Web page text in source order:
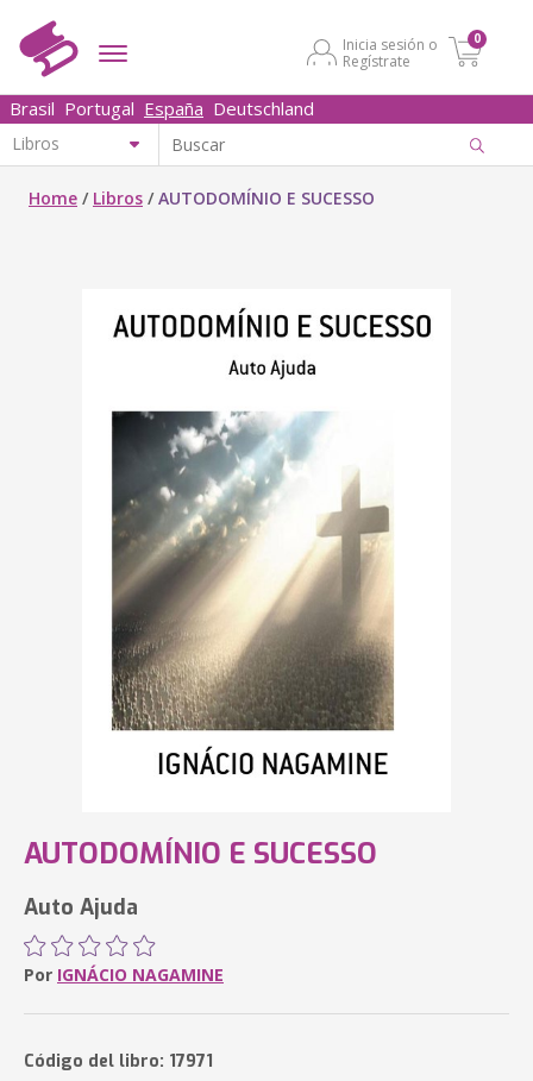
Inicia sesión o
Regístrate
0
Brasil Portugal España Deutschland
Home / Libros /AUTODOMÍNIO E SUCESSO
AUTODOMÍNIO E SUCESSO
Auto Ajuda
Por IGNÁCIO NAGAMINE
Código del libro: 17971